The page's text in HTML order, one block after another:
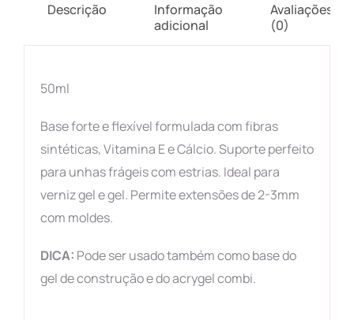
Descrição
Informação
adicional
Avaliações
(0)
50ml
Base forte e flexível formulada com fibras
sintéticas, Vitamina E e Cálcio. Suporte perfeito
para unhas frágeis com estrias. Ideal para
verniz gel e gel. Permite extensões de 2-3mm
com moldes.
DICA: Pode ser usado também como base do
gel de construção e do acrygel combi.